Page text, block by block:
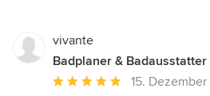
vivante
Badplaner &
Durchschnittliche
15.